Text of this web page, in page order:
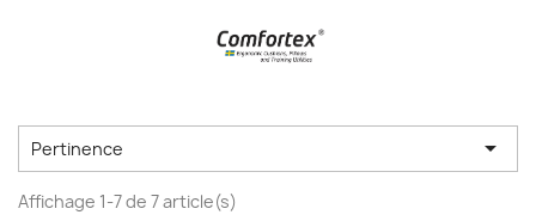
Pertinence 
Affichage 1-7 de 7 article(s)